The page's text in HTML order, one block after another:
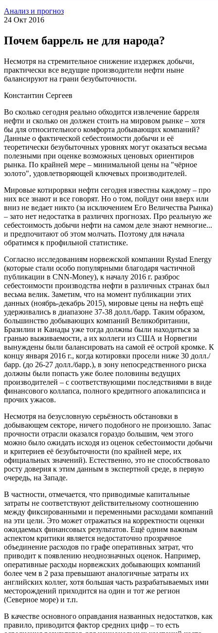
Анализ и прогноз
24 Окт 2016
Почем баррель не для народа?
Несмотря на стремительное снижение издержек добычи,
практически все ведущие производители нефти ныне
балансируют на грани безубыточности.
Константин Сергеев
Во сколько сегодня реально обходится извлечение барреля
нефти и сколько он должен стоить на мировом рынке – хотя
бы для относительного комфорта добывающих компаний?
Данные о фактической себестоимости добычи и её
теоретически безубыточных уровнях могут оказаться весьма
полезными при оценке возможных ценовых ориентиров
рынка. По крайней мере – минимальной цены на "чёрное
золото", удовлетворяющей ключевых производителей.
Мировые котирорвки нефти сегодня известны каждому – про
них все знают и все говорят. Но о том, пойдут они вверх или
вниз не ведает никто (за исключением Его Величества Рынка)
– зато нет недостатка в различнх прогнозах. Про реальную же
себестоимость добычи нефти на самом деле знают немногие...
и предпочитают об этом молчать. Поэтому для начала
обратимся к профильной статистике.
Согласно исследованиям норвежской компании Rystad Energy
(которые стали особо популярными благодаря частичной
публикации в CNN-Money), к началу 2016 г. разброс
себестоимости производства нефти в различных странах был
весьма велик. Заметим, что на момент публикации этих
данных (ноябрь-декабрь 2015), мировые цены на нефть ещё
удерживались в диапазоне 37-38 долл./барр. Таким образом,
большинство добывающих компаний Великобритании,
Бразилии и Канады уже тогда должны были находиться за
гранью выживаемости, а их коллеги из США и Норвегии
вынуждены были балансировать на самой её острой кромке. К
концу января 2016 г., когда котировки просели ниже 30 долл./
барр. (до 26-27 долл./барр.), в зону непосредственного риска
должны были попасть уже более половины ведущих
производителей – c соответствующими последствиями в виде
финансового коллапса, полного кредитного апокалипсиса и
прочих ужасов.
Несмотря на безусловную серьёзность обстановки в
добывающем секторе, ничего подобного не произошло. Запас
прочности отрасли оказался гораздо большим, чем этого
можно было ожидать исходя из оценок себестоимости добычи
и критериев её безубыточности (по крайней мере, их
официальных значений). Естественно, это не способствовало
росту доверия к этим данным в экспертной среде, в первую
очередь, на Западе.
В частности, отмечается, что приводимые капитальные
затраты не соответствуют действительному соотношению
между фиксированными и переменными расходами компаний
на эти цели. Это может отражаться на корректности оценки
ожидаемых финансовых результатов. Ещё одним важным
аспектом критики является недостаточно прозрачное
объединение расходов по графе оперативных затрат, что
приводит к появлению неоднозначных оценок. Например,
оперативные расходы норвежских добывающих компаний
более чем в 2 раза превышают аналогичные затраты их
английских коллег, хотя большая часть разрабатываемых ими
месторождений приходится на один и тот же регион
(Северное море) и т.п.
В качестве основного оправдания названных недостатков, как
правило, приводится фактор средних цифр – то есть